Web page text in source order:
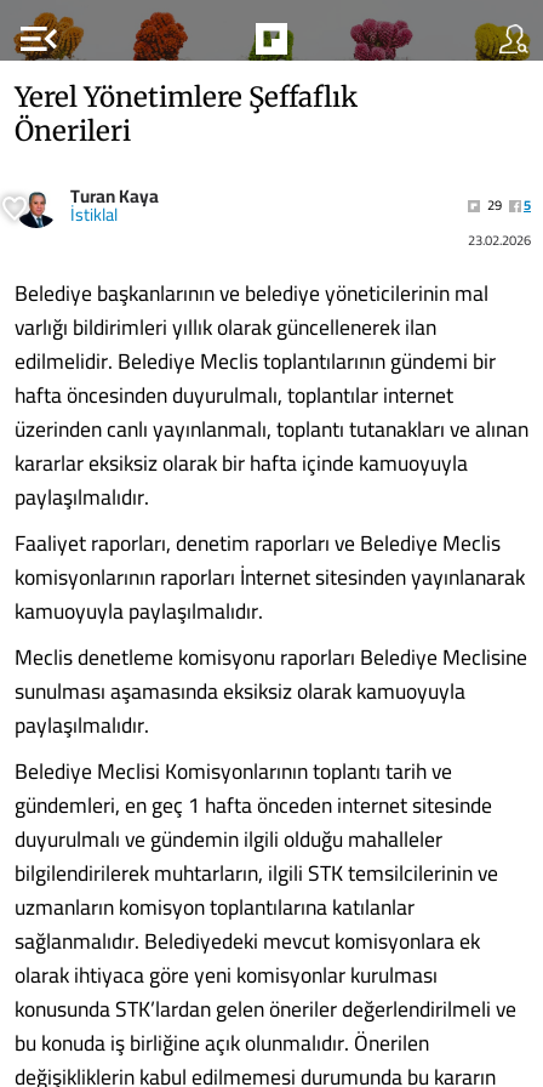
menu_open
Yerel Yönetimlere Şeffaflık
Önerileri
Turan Kaya
İstiklal 29
5
23.02.2026
Belediye başkanlarının ve belediye yöneticilerinin mal
varlığı bildirimleri yıllık olarak güncellenerek ilan
edilmelidir. Belediye Meclis toplantılarının gündemi bir
hafta öncesinden duyurulmalı, toplantılar internet
üzerinden canlı yayınlanmalı, toplantı tutanakları ve alınan
kararlar eksiksiz olarak bir hafta içinde kamuoyuyla
paylaşılmalıdır.
Faaliyet raporları, denetim raporları ve Belediye Meclis
komisyonlarının raporları İnternet sitesinden yayınlanarak
kamuoyuyla paylaşılmalıdır.
Meclis denetleme komisyonu raporları Belediye Meclisine
sunulması aşamasında eksiksiz olarak kamuoyuyla
paylaşılmalıdır.
Belediye Meclisi Komisyonlarının toplantı tarih ve
gündemleri, en geç 1 hafta önceden internet sitesinde
duyurulmalı ve gündemin ilgili olduğu mahalleler
bilgilendirilerek muhtarların, ilgili STK temsilcilerinin ve
uzmanların komisyon toplantılarına katılanlar
sağlanmalıdır. Belediyedeki mevcut komisyonlara ek
olarak ihtiyaca göre yeni komisyonlar kurulması
konusunda STK’lardan gelen öneriler değerlendirilmeli ve
bu konuda iş birliğine açık olunmalıdır. Önerilen
değişikliklerin kabul edilmemesi durumunda bu kararın